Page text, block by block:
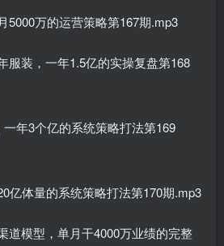
5000万的运营策略第167期.mp3
服装，一年1.5亿的实操复盘第168
一年3个亿的系统策略打法第169
亿体量的系统策略打法第170期.mp3
道模型，单月干4000万业绩的完整